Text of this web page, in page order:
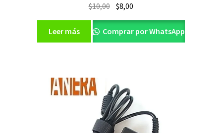
$10,00 El
precio
original
era:
$8,00
precio
actual
es:
Leer más Comprar por WhatsApp